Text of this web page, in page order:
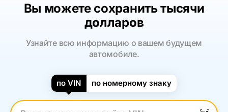
Вы можете сохранить тысячи
долларов
Узнайте всю информацию о вашем будущем
автомобиле.
по VIN по номерному знаку